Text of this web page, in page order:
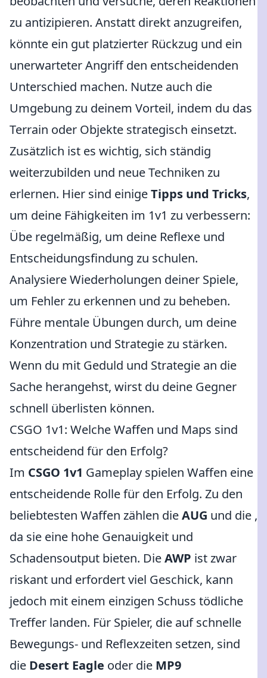
zu antizipieren. Anstatt direkt anzugreifen,
könnte ein gut platzierter Rückzug und ein
unerwarteter Angriff den entscheidenden
Unterschied machen. Nutze auch die
Umgebung zu deinem Vorteil, indem du das
Terrain oder Objekte strategisch einsetzt.
Zusätzlich ist es wichtig, sich ständig
weiterzubilden und neue Techniken zu
erlernen. Hier sind einigeTipps und Tricks,
um deine Fähigkeiten im 1v1 zu verbessern:
Übe regelmäßig, um deine Reflexe und
Entscheidungsfindung zu schulen.
Analysiere Wiederholungen deiner Spiele,
um Fehler zu erkennen und zu beheben.
Führe mentale Übungen durch, um deine
Konzentration und Strategie zu stärken.
Wenn du mit Geduld und Strategie an die
Sache herangehst, wirst du deine Gegner
schnell überlisten können.
CSGO 1v1: Welche Waffen und Maps sind
entscheidend für den Erfolg?
Im CSGO 1v1 Gameplay spielen Waffen eine
entscheidende Rolle für den Erfolg. Zu den
beliebtesten Waffen zählen dieAUG und die ,
da sie eine hohe Genauigkeit und
Schadensoutput bieten. DieAWP ist zwar
riskant und erfordert viel Geschick, kann
jedoch mit einem einzigen Schuss tödliche
Treffer landen. Für Spieler, die auf schnelle
Bewegungs- und Reflexzeiten setzen, sind
die Desert Eagle oder die MP9